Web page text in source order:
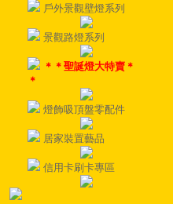
戶外景觀壁燈系列
景觀路燈系列
＊＊聖誕燈大特賣＊
＊
燈飾吸頂盤零配件
居家裝置藝品
信用卡刷卡專區